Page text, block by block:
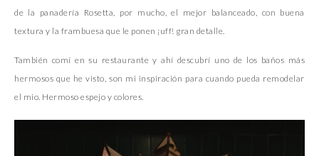
de la panadería Rosetta, por mucho, el mejor balanceado, con buena
textura y la frambuesa que le ponen ¡uff! gran detalle.
También comí en su restaurante y ahí descubrí uno de los baños más
hermosos que he visto, son mi inspiración para cuando pueda remodelar
el mio. Hermoso espejo y colores.